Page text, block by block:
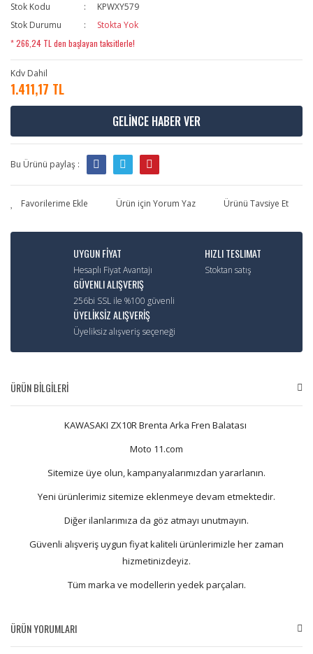
Stok Kodu
KPWXY579
Stok Durumu
Stokta Yok
* 266,24 TL den başlayan taksitlerle!
Kdv Dahil
1.411,17 TL
GELİNCE HABER VER
Bu Ürünü paylaş :
Ürün için Yorum Yaz Ürünü Tavsiye Et
UYGUN FİYAT
Hesaplı Fiyat Avantajı
HIZLI TESLIMAT
Stoktan satış
GÜVENLI ALIŞVERIŞ
256bi SSL ile %100 güvenli
ÜYELİKSİZ ALIŞVERİŞ
Üyeliksiz alışveriş seçeneği
ÜRÜN BİLGİLERİ
KAWASAKI ZX10R Brenta Arka Fren Balatası
Moto 11.com
Sitemize üye olun, kampanyalarımızdan yararlanın.
Yeni ürünlerimiz sitemize eklenmeye devam etmektedir.
Diğer ilanlarımıza da göz atmayı unutmayın.
Güvenli alışveriş uygun fiyat kaliteli ürünlerimizle her zaman
hizmetinizdeyiz.
Tüm marka ve modellerin yedek parçaları.
ÜRÜN YORUMLARI